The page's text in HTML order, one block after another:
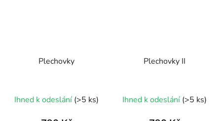
Plechovky
Ihned k odeslání (>5 ks)
Plechovky II
Ihned k odeslání (>5 ks)